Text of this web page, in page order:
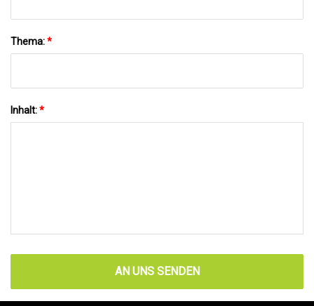
Thema:*
Inhalt:*
AN UNS SENDEN